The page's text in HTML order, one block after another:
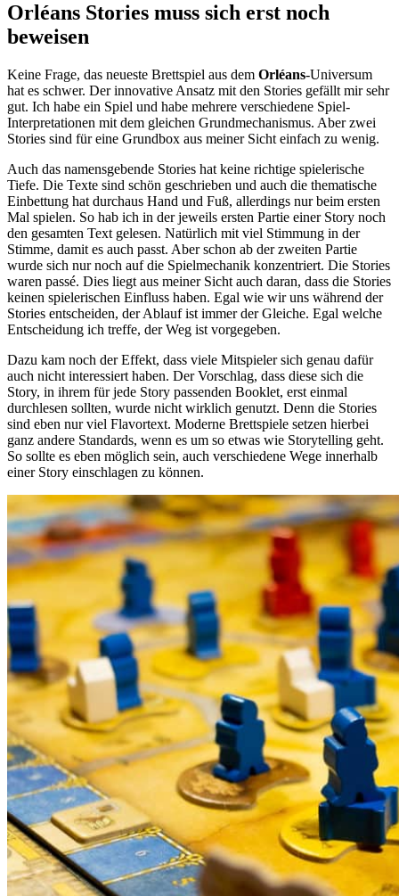
Orléans Stories muss sich erst noch
beweisen
Keine Frage, das neueste Brettspiel aus dem Orléans-Universum
hat es schwer. Der innovative Ansatz mit den Stories gefällt mir sehr
gut. Ich habe ein Spiel und habe mehrere verschiedene Spiel-
Interpretationen mit dem gleichen Grundmechanismus. Aber zwei
Stories sind für eine Grundbox aus meiner Sicht einfach zu wenig.
Auch das namensgebende Stories hat keine richtige spielerische
Tiefe. Die Texte sind schön geschrieben und auch die thematische
Einbettung hat durchaus Hand und Fuß, allerdings nur beim ersten
Mal spielen. So hab ich in der jeweils ersten Partie einer Story noch
den gesamten Text gelesen. Natürlich mit viel Stimmung in der
Stimme, damit es auch passt. Aber schon ab der zweiten Partie
wurde sich nur noch auf die Spielmechanik konzentriert. Die Stories
waren passé. Dies liegt aus meiner Sicht auch daran, dass die Stories
keinen spielerischen Einfluss haben. Egal wie wir uns während der
Stories entscheiden, der Ablauf ist immer der Gleiche. Egal welche
Entscheidung ich treffe, der Weg ist vorgegeben.
Dazu kam noch der Effekt, dass viele Mitspieler sich genau dafür
auch nicht interessiert haben. Der Vorschlag, dass diese sich die
Story, in ihrem für jede Story passenden Booklet, erst einmal
durchlesen sollten, wurde nicht wirklich genutzt. Denn die Stories
sind eben nur viel Flavortext. Moderne Brettspiele setzen hierbei
ganz andere Standards, wenn es um so etwas wie Storytelling geht.
So sollte es eben möglich sein, auch verschiedene Wege innerhalb
einer Story einschlagen zu können.